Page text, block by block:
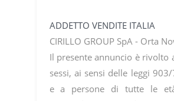
ADDETTO VENDITE ITALIA
CIRILLO GROUP SpA - Orta
Il presente annuncio è rivolto
sessi, ai sensi delle leggi
e a persone di tutte le